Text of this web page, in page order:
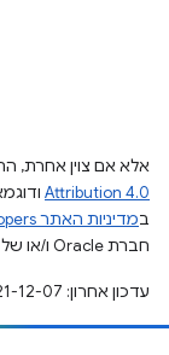
אלא אם צוין אחרת,
Attribution 4.0
במדיניות האתר Google Developers‏
חברת Oracle ו/או של השותפים העצמאיים שלה.
עדכון אחרון: 2021-12-07 (שעון UTC).